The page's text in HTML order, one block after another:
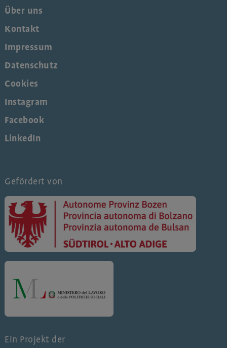
Über uns
Kontakt
Impressum
Datenschutz
Cookies
Instagram
Facebook
LinkedIn
Gefördert von
Ein Projekt der